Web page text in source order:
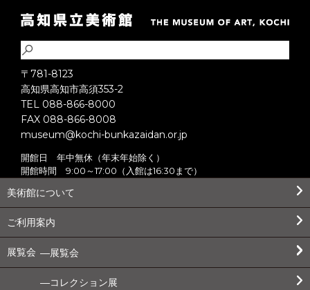
〒781-8123
高知県高知市高須353-2
TEL 088-866-8000
FAX 088-866-8008
museum@kochi-bunkazaidan.or.jp
開館日 年中無休（年末年始除く）
開館時間 9:00～17:00（入館は16:30まで）
美術館について
ご利用案内
展覧会 展覧会
コレクション展